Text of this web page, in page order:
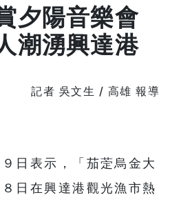
夕陽音樂會
潮湧興達港
記者 吳文生 / 高雄 報導
日表示，「茄萣烏金大
日在興達港觀光漁市熱